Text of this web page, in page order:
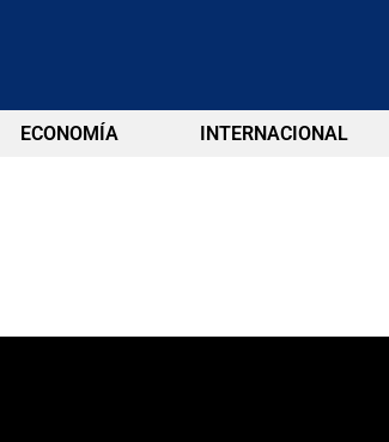
ECONOMÍA INTERNACIONAL